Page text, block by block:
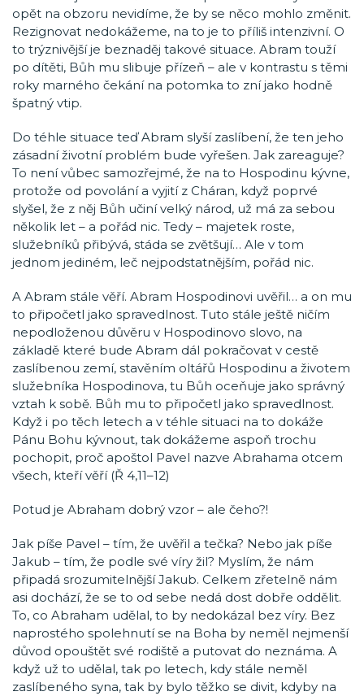
opět na obzoru nevidíme, že by se něco mohlo změnit.
Rezignovat nedokážeme, na to je to příliš intenzivní. O
to trýznivější je beznaděj takové situace. Abram touží
po dítěti, Bůh mu slibuje přízeň – ale v kontrastu s těmi
roky marného čekání na potomka to zní jako hodně
špatný vtip.
Do téhle situace teď Abram slyší zaslíbení, že ten jeho
zásadní životní problém bude vyřešen. Jak zareaguje?
To není vůbec samozřejmé, že na to Hospodinu kývne,
protože od povolání a vyjití z Cháran, když poprvé
slyšel, že z něj Bůh učiní velký národ, už má za sebou
několik let – a pořád nic. Tedy – majetek roste,
služebníků přibývá, stáda se zvětšují… Ale v tom
jednom jediném, leč nejpodstatnějším, pořád nic.
A Abram stále věří. Abram Hospodinovi uvěřil… a on mu
to připočetl jako spravedlnost. Tuto stále ještě ničím
nepodloženou důvěru v Hospodinovo slovo, na
základě které bude Abram dál pokračovat v cestě
zaslíbenou zemí, stavěním oltářů Hospodinu a životem
služebníka Hospodinova, tu Bůh oceňuje jako správný
vztah k sobě. Bůh mu to připočetl jako spravedlnost.
Když i po těch letech a v téhle situaci na to dokáže
Pánu Bohu kývnout, tak dokážeme aspoň trochu
pochopit, proč apoštol Pavel nazve Abrahama otcem
všech, kteří věří (Ř 4,11–12)
Potud je Abraham dobrý vzor – ale čeho?!
Jak píše Pavel – tím, že uvěřil a tečka? Nebo jak píše
Jakub – tím, že podle své víry žil? Myslím, že nám
připadá srozumitelnější Jakub. Celkem zřetelně nám
asi dochází, že se to od sebe nedá dost dobře oddělit.
To, co Abraham udělal, to by nedokázal bez víry. Bez
naprostého spolehnutí se na Boha by neměl nejmenší
důvod opouštět své rodiště a putovat do neznáma. A
když už to udělal, tak po letech, kdy stále neměl
zaslíbeného syna, tak by bylo těžko se divit, kdyby na